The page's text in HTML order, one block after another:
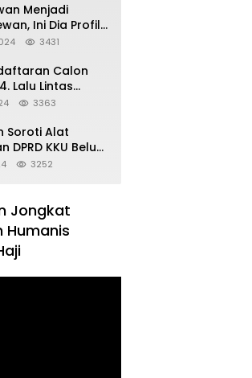
Menjadi
Ini Dia Profil
DPRD
3431
Calon
Lalu Lintas
Aman dan
3363
Soroti Alat
DPRD KKU Belum
3252
Jongkat
Humanis